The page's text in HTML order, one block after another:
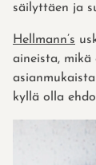
säilyttäen ja
Hellmann’s
aineista,
kyllä olla